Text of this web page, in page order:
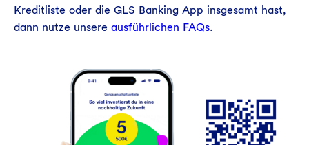
Kreditliste oder die GLS Banking App insgesamt hast,
dann nutze unsere ausführlichen FAQs.